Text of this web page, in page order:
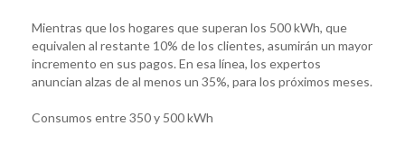
Mientras que los hogares que superan los 500 kWh, que
equivalen al restante 10% de los clientes, asumirán un mayor
incremento en sus pagos. En esa línea, los expertos
anuncian alzas de al menos un 35%, para los próximos meses.
Consumos entre 350 y 500 kWh